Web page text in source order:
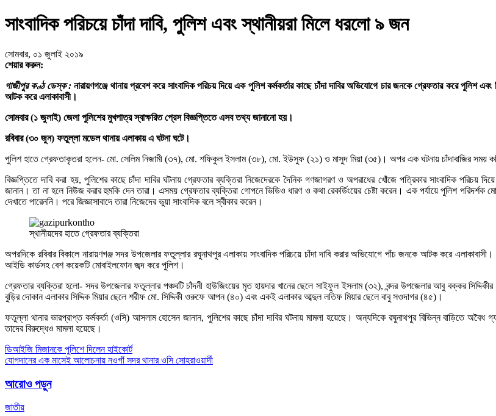
সাংবাদিক পরিচয়ে চাঁদা দাবি, পুলিশ এবং স্থানীয়রা মিলে ধরলো ৯ জন
সোমবার, ০১ জুলাই ২০১৯
শেয়ার করুন:
গাজীপুর কণ্ঠ ডেস্ক : নারায়ণগঞ্জে থানায় প্রবেশ করে সাংবাদিক পরিচয় দিয়ে এক পুলিশ কর্মকর্তার কাছে চাঁদা দাবির অভিযোগে চার জনকে গ্রেফতার করে পুলিশ
আটক করে এলাকাবাসী।
সোমবার (১ জুলাই) জেলা পুলিশের মুখপাত্র স্বাক্ষরিত প্রেস বিজ্ঞপ্তিতে এসব তথ্য জানানো হয়।
রবিবার (৩০ জুন) ফতুল্লা মডেল থানায় এলাকায় এ ঘটনা ঘটে।
পুলিশ হাতে গ্রেফতাকৃতরা হলেন- মো. সেলিম নিজামী (৩৭), মো. শফিকুল ইসলাম (৩৮), মো. ইউসুফ (২১) ও মাসুদ মিয়া (৩৫)। অপর এক ঘটনায় চাঁদাবাজির সময়
বিজ্ঞপ্তিতে দাবি করা হয়, পুলিশের কাছে চাঁদা দাবির ঘটনায় গ্রেফতার ব্যক্তিরা নিজেদেরকে দৈনিক গণজাগরণ ও অপরাধের খোঁজে পত্রিকার সাংবাদিক
জানান। তা না হলে নিউজ করার হুমকি দেন তারা। এসময় গ্রেফতার ব্যক্তিরা গোপনে ভিডিও ধারণ ও কথা রেকর্ডিংয়ের চেষ্টা করেন। এক পর্যায়ে পুলিশ
দেখাতে পারেননি। পরে জিজ্ঞাসাবাদে তারা নিজেদের ভুয়া সাংবাদিক বলে স্বীকার করেন।
স্থানীয়দের হাতে গ্রেফতার ব্যক্তিরা
অপরদিকে রবিবার বিকালে নারায়ণগঞ্জ সদর উপজেলার ফতুল্লার রঘুনাথপুর এলাকায় সাংবাদিক পরিচয়ে চাঁদা দাবি করার অভিযোগে পাঁচ জনকে আটক করে
আইডি কার্ডসহ বেশ কয়েকটি মোবাইলফোন জব্দ করে পুলিশ।
গ্রেফতার ব্যক্তিরা হলো- সদর উপজেলার ফতুল্লার পঞ্চবটি চাঁদনী হাউজিংয়ের মৃত হায়দার খানের ছেলে সাইফুল ইসলাম (৩২), বন্দর উপজেলার আবু বক্কর
বুড়ির দোকান এলাকার সিদ্দিক মিয়ার ছেলে শরীফ মো. সিদ্দিকী ওরুফে আপন (৪০) এবং একই এলাকার আব্দুল লতিফ মিয়ার ছেলে বাবু সওদাগর (৪৫)।
ফতুল্লা থানার ভারপ্রাপ্ত কর্মকর্তা (ওসি) আসলাম হোসেন জানান, পুলিশের কাছে চাঁদা দাবির ঘটনায় মামলা হয়েছে। অন্যদিকে রঘুনাথপুর বিভিন্ন বাড়িতে
তাদের বিরুদ্ধেও মামলা হয়েছে।
Post
navigation
ডিআইজি মিজানকে পুলিশে দিলেন হাইকোর্ট
যোগদানের এক মাসেই আলোচনায় নওগাঁ সদর থানার ওসি সোহরাওয়ার্দী
আরোও পড়ুন
জাতীয়